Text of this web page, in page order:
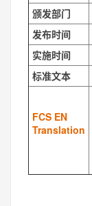
颁发部门
发布时间
实施时间
标准文本
FCS EN
Translation